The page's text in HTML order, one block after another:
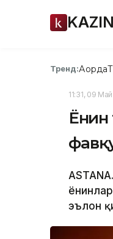
Тренд:Ақорда
11:31, 09
эълон